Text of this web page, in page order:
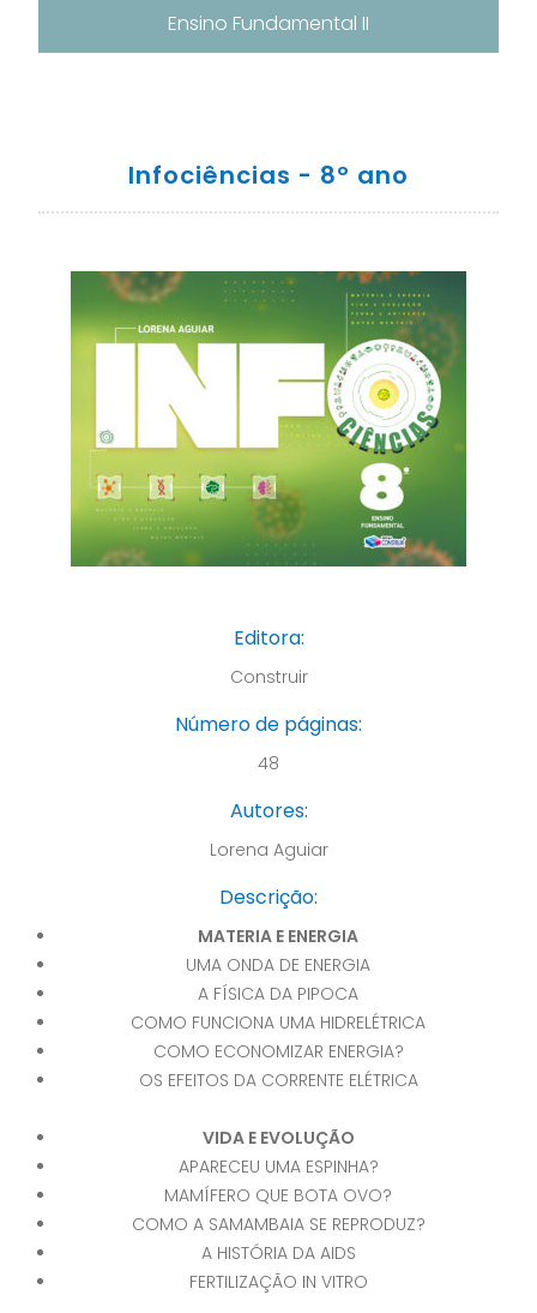
Ensino Fundamental II
Infociências - 8º ano
Editora:
Construir
Número de páginas:
48
Autores:
Lorena Aguiar
Descrição:
MATERIA E ENERGIA
UMA ONDA DE ENERGIA
A FÍSICA DA PIPOCA
COMO FUNCIONA UMA HIDRELÉTRICA
COMO ECONOMIZAR ENERGIA?
OS EFEITOS DA CORRENTE ELÉTRICA
VIDA E EVOLUÇÃO
APARECEU UMA ESPINHA?
MAMÍFERO QUE BOTA OVO?
COMO A SAMAMBAIA SE REPRODUZ?
A HISTÓRIA DA AIDS
FERTILIZAÇÃO IN VITRO